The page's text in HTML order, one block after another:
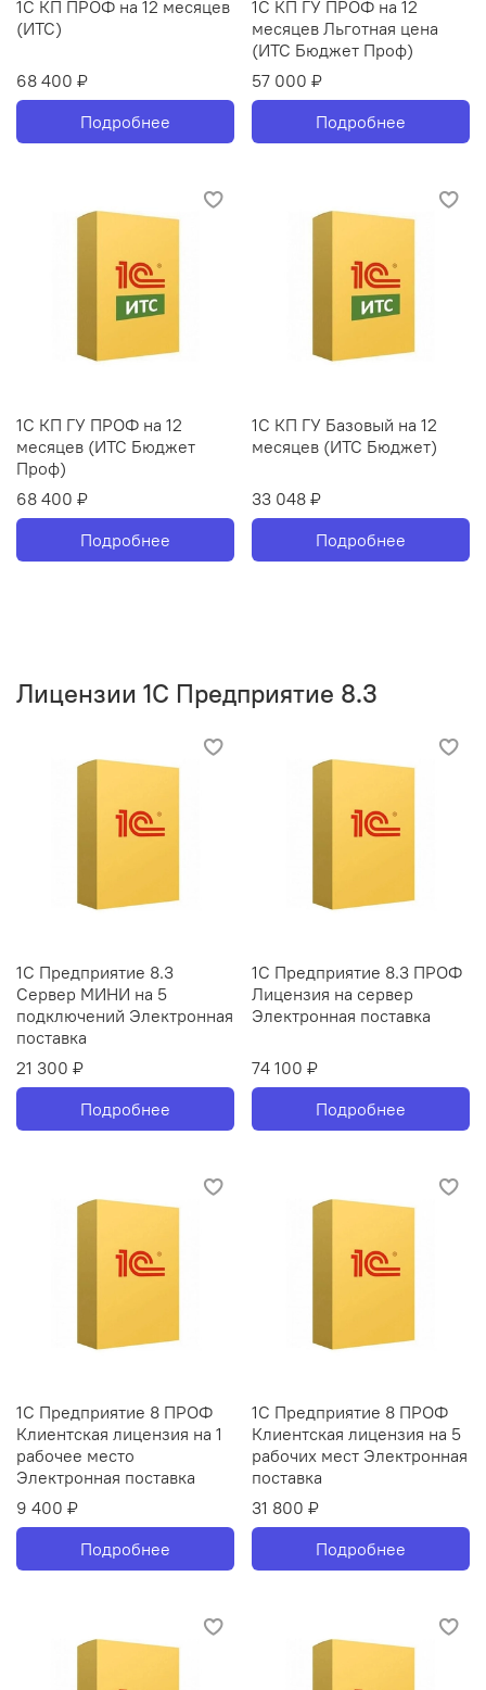
1С КП ПРОФ на 12 месяцев
(ИТС)
68 400 ₽
Подробнее
1С КП ГУ ПРОФ на 12
месяцев Льготная цена
(ИТС Бюджет Проф)
57 000 ₽
Подробнее
1С КП ГУ ПРОФ на 12
месяцев (ИТС Бюджет
Проф)
68 400 ₽
Подробнее
1С КП ГУ Базовый на 12
месяцев (ИТС Бюджет)
33 048 ₽
Подробнее
Лицензии 1С Предприятие 8.3
1С Предприятие 8.3
Сервер МИНИ на 5
подключений Электронная
поставка
21 300 ₽
Подробнее
1С Предприятие 8.3 ПРОФ
Лицензия на сервер
Электронная поставка
74 100 ₽
Подробнее
1С Предприятие 8 ПРОФ
Клиентская лицензия на 1
рабочее место
Электронная поставка
9 400 ₽
Подробнее
1С Предприятие 8 ПРОФ
Клиентская лицензия на 5
рабочих мест Электронная
поставка
31 800 ₽
Подробнее